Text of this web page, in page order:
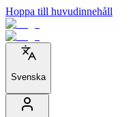
Hoppa till huvudinnehåll
Svenska